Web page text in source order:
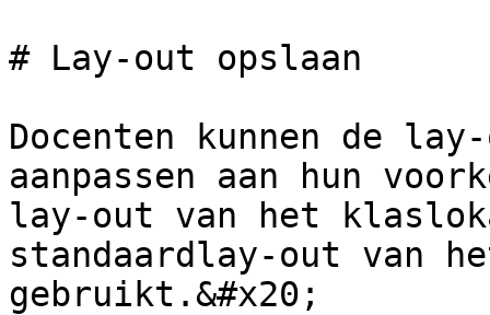
# Lay-out opslaan
Docenten kunnen de
aanpassen aan hun
lay-out van het
standaardlay-out van
gebruikt.&#x20;